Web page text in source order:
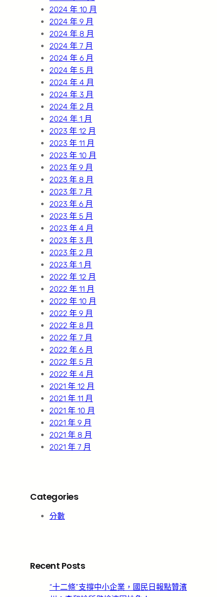
2024 年 10 月
2024 年 9 月
2024 年 8 月
2024 年 7 月
2024 年 6 月
2024 年 5 月
2024 年 4 月
2024 年 3 月
2024 年 2 月
2024 年 1 月
2023 年 12 月
2023 年 11 月
2023 年 10 月
2023 年 9 月
2023 年 8 月
2023 年 7 月
2023 年 6 月
2023 年 5 月
2023 年 4 月
2023 年 3 月
2023 年 2 月
2023 年 1 月
2022 年 12 月
2022 年 11 月
2022 年 10 月
2022 年 9 月
2022 年 8 月
2022 年 7 月
2022 年 6 月
2022 年 5 月
2022 年 4 月
2021 年 12 月
2021 年 11 月
2021 年 10 月
2021 年 9 月
2021 年 8 月
2021 年 7 月
Categories
分數
Recent Posts
“十二條”支撐中小企業，國民日報點贊濱